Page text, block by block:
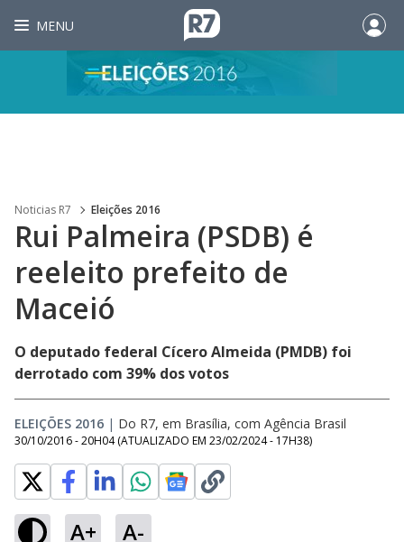
MENU
Noticias R7 Eleições 2016
Rui Palmeira (PSDB) é
reeleito prefeito de
Maceió
O deputado federal Cícero Almeida (PMDB) foi
derrotado com 39% dos votos
ELEIÇÕES 2016 | Do R7, em Brasília, com Agência Brasil
30/10/2016 - 20H04 (ATUALIZADO EM 23/02/2024 - 17H38)
A+ A-